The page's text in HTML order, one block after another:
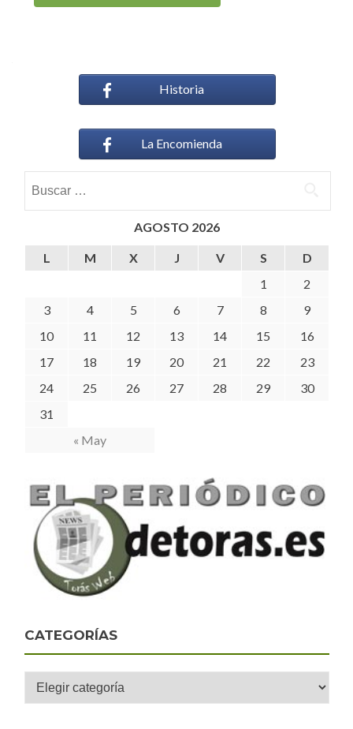
Historia
La Encomienda
AGOSTO 2026
L M X J V S D
« May
1
2
3
4 5 6 7 8
9
10
11 12 13 14 15
16
17
18 19 20 21 22
23
24
25 26 27 28 29
30
31
CATEGORÍAS
Categorías